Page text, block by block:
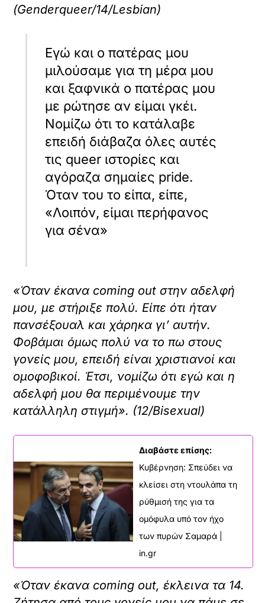
(Genderqueer/14/Lesbian)
Εγώ και ο πατέρας μου
μιλούσαμε για τη μέρα μου
και ξαφνικά ο πατέρας μου
με ρώτησε αν είμαι γκέι.
Νομίζω ότι το κατάλαβε
επειδή διάβαζα όλες αυτές
τις queer ιστορίες και
αγόραζα σημαίες pride.
Όταν του το είπα, είπε,
«Λοιπόν, είμαι περήφανος
για σένα»
«Όταν έκανα coming out στην αδελφή
μου, με στήριξε πολύ. Είπε ότι ήταν
πανσέξουαλ και χάρηκα γι’ αυτήν.
Φοβάμαι όμως πολύ να το πω στους
γονείς μου, επειδή είναι χριστιανοί και
ομοφοβικοί. Έτσι, νομίζω ότι εγώ και η
αδελφή μου θα περιμένουμε την
κατάλληλη στιγμή». (12/Bisexual)
Διαβάστε επίσης:
Κυβέρνηση: Σπεύδει να
κλείσει στη ντουλάπα τη
ρύθμισή της για τα
ομόφυλα υπό τον ήχο
των πυρών Σαμαρά |
in.gr
«Όταν έκανα coming out, έκλεινα τα 14.